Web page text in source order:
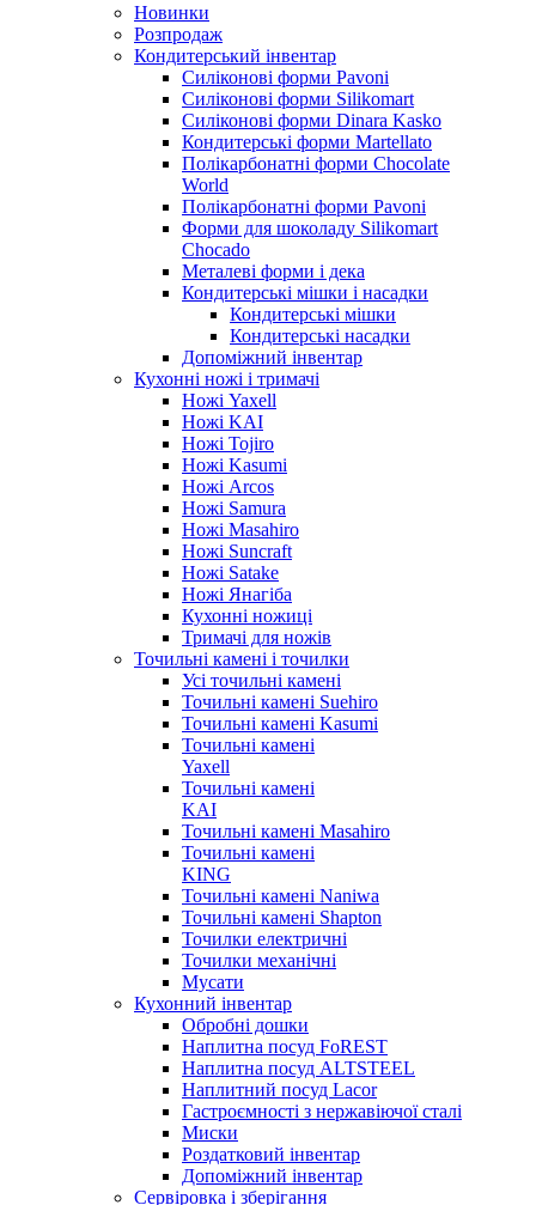
Новинки
Розпродаж
Кондитерський інвентар
Силіконові форми Pavoni
Силіконові форми Silikomart
Силіконові форми Dinara Kasko
Кондитерські форми Martellato
Полікарбонатні форми Chocolate
World
Полікарбонатні форми Pavoni
Форми для шоколаду Silikomart
Chocado
Металеві форми і дека
Кондитерські мішки і насадки
Кондитерські мішки
Кондитерські насадки
Допоміжний інвентар
Кухонні ножі і тримачі
Ножі Yaxell
Ножі KAI
Ножі Tojiro
Ножі Kasumi
Ножі Arcos
Ножі Samura
Ножі Masahiro
Ножі Suncraft
Ножі Satake
Ножі Янагіба
Кухонні ножиці
Тримачі для ножів
Точильні камені і точилки
Усі точильні камені
Точильні камені Suehiro
Точильні камені Kasumi
Точильні камені
Yaxell
Точильні камені
KAI
Точильні камені Masahiro
Точильні камені
KING
Точильні камені Naniwa
Точильні камені Shapton
Точилки електричні
Точилки механічні
Мусати
Кухонний інвентар
Обробні дошки
Наплитна посуд FoREST
Наплитна посуд ALTSTEEL
Наплитний посуд Lacor
Гастроємності з нержавіючої сталі
Миски
Роздатковий інвентар
Допоміжний інвентар
Сервіровка і зберігання